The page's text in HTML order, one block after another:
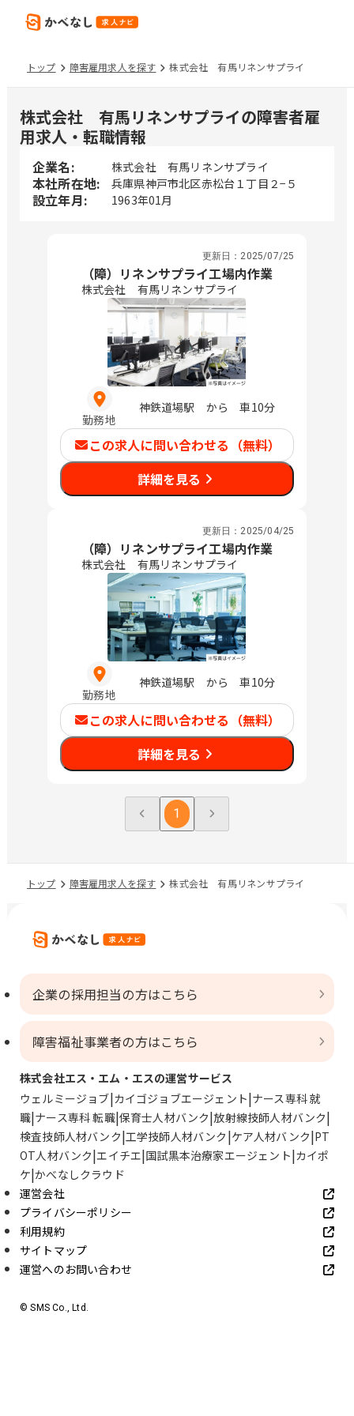
トップ 障害雇用求人を探す 株式会社 有馬リネンサプライ
株式会社 有馬リネンサプライの障害者雇
用求人・転職情報
企業名: 株式会社 有馬リネンサプライ
本社所在地: 兵庫県神戸市北区赤松台１丁目２−５
設立年月: 1963年01月
更新日： 2025/07/25
（障）リネンサプライ工場内作業
株式会社 有馬リネンサプライ
勤務地
神鉄道場駅 から 車10分
この求人に問い合わせる（無料）
詳細を見る
更新日： 2025/04/25
（障）リネンサプライ工場内作業
株式会社 有馬リネンサプライ
勤務地
神鉄道場駅 から 車10分
この求人に問い合わせる（無料）
詳細を見る
1
トップ 障害雇用求人を探す 株式会社 有馬リネンサプライ
企業の採用担当の方はこちら
障害福祉事業者の方はこちら
株式会社エス・エム・エスの運営サービス
ウェルミージョブ カイゴジョブエージェント ナース専科 就
職 ナース専科 転職 保育士人材バンク 放射線技師人材バンク
検査技師人材バンク 工学技師人材バンク ケア人材バンク PT
OT人材バンク エイチエ 国試黒本治療家エージェント カイポ
ケ かべなしクラウド
運営会社
プライバシーポリシー
利用規約
サイトマップ
運営へのお問い合わせ
© SMS Co., Ltd.